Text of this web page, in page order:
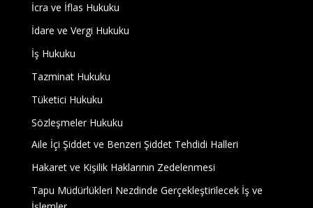
İcra ve İflas Hukuku
İdare ve Vergi Hukuku
İş Hukuku
Tazminat Hukuku
Tüketici Hukuku
Sözleşmeler Hukuku
Aile İçi Şiddet ve Benzeri Şiddet Tehdidi Halleri
Hakaret ve Kişilik Haklarının Zedelenmesi
Tapu Müdürlükleri Nezdinde Gerçekleştirilecek İş ve